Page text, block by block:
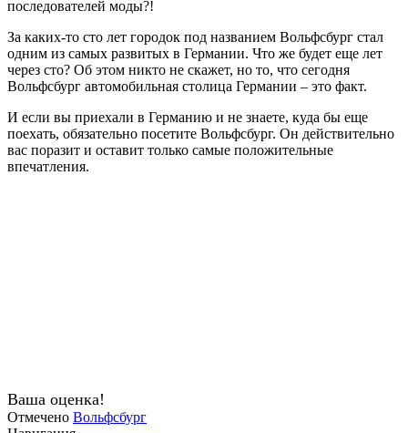
последователей моды?!
За каких-то сто лет городок под названием Вольфсбург стал
одним из самых развитых в Германии. Что же будет еще лет
через сто? Об этом никто не скажет, но то, что сегодня
Вольфсбург автомобильная столица Германии – это факт.
И если вы приехали в Германию и не знаете, куда бы еще
поехать, обязательно посетите Вольфсбург. Он действительно
вас поразит и оставит только самые положительные
впечатления.
Ваша оценка!
Отмечено Вольфсбург